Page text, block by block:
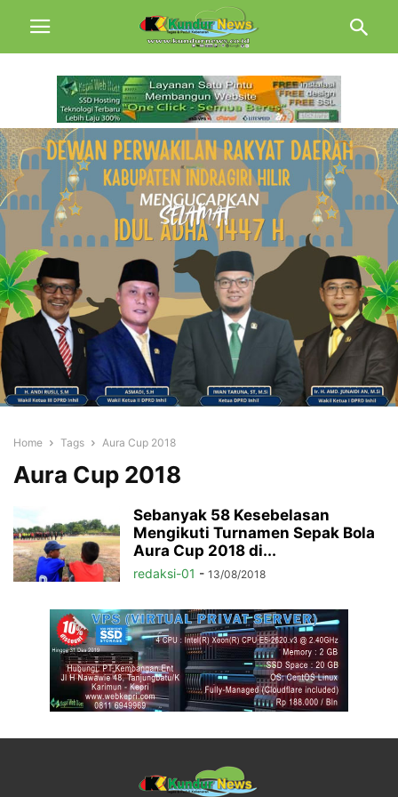
Home Tags Aura Cup 2018
Aura Cup 2018
Sebanyak 58 Kesebelasan
Mengikuti Turnamen Sepak Bola
Aura Cup 2018 di...
redaksi-01 - 13/08/2018